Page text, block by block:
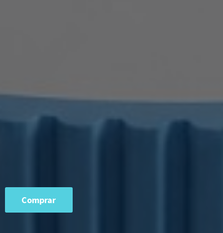
Comprar